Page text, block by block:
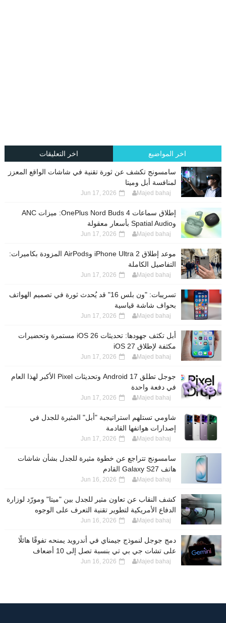
اخر المواضيع اخر التعليقات
سامسونج تكشف عن ثورة تقنية في شاشات الواقع المعزز
لمنافسة أبل وميتا
Majed bahaj
Jun 17, 2026
إطلاق سماعات OnePlus Nord Buds 4: ميزات ANC
وSpatial Audio بأسعار معقولة
Majed bahaj
Jun 17, 2026
موعد إطلاق iPhone Ultra 2 وAirPods المزودة بكاميرات:
التفاصيل الكاملة
Majed bahaj
Jun 17, 2026
تسريبات: "ون بلس 16" قد يُحدث ثورة في تصميم الهواتف
بحواف شاشة قياسية
Majed bahaj
Jun 17, 2026
أبل تكثف جهودها: تحديثات iOS 26 مستمرة وتحضيرات
مكثفة لإطلاق iOS 27
Majed bahaj
Jun 17, 2026
جوجل تطلق Android 17 وتحديثات Pixel الأكبر لهذا العام
في دفعة واحدة
Majed bahaj
Jun 17, 2026
شاومي تستلهم استراتيجية "أبل" المثيرة للجدل في
إصدارات هواتفها القادمة
Majed bahaj
Jun 17, 2026
سامسونج تتراجع عن خطوة مثيرة للجدل بشأن شاشات
هاتف Galaxy S27 القادم
Majed bahaj
Jun 16, 2026
كشف النقاب عن تعاون مثير للجدل بين "ميتا" ومورّد لوزارة
الدفاع الأمريكية لتطوير تقنية التعرف على الوجوه
Majed bahaj
Jun 16, 2026
دمج جوجل لنموذج جيمناي في أندرويد يمنحه تفوقًا هائلًا
على تشات جي بي تي بنسبة تصل إلى 10 أضعاف
Majed bahaj
Jun 16, 2026